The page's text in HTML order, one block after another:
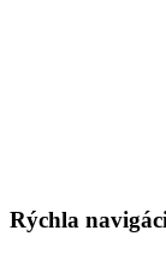
Rýchla